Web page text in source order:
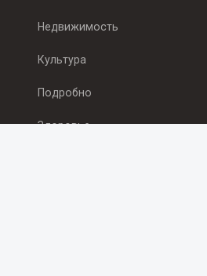
Недвижимость
Культура
Подробно
Здоровье